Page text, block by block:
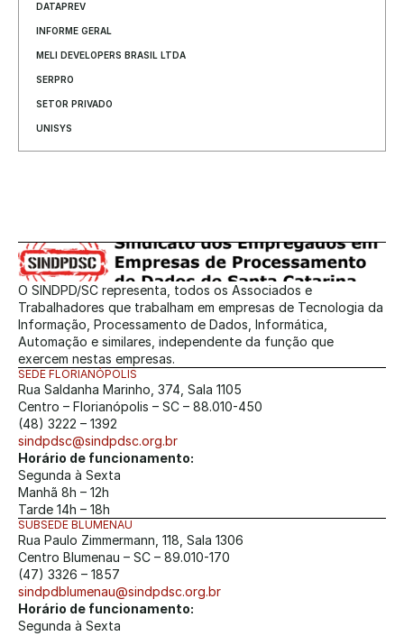
DATAPREV
INFORME GERAL
MELI DEVELOPERS BRASIL LTDA
SERPRO
SETOR PRIVADO
UNISYS
O SINDPD/SC representa, todos os Associados e
Trabalhadores que trabalham em empresas de Tecnologia da
Informação, Processamento de Dados, Informática,
Automação e similares, independente da função que
exercem nestas empresas.
SEDE FLORIANÓPOLIS
Rua Saldanha Marinho, 374, Sala 1105
Centro – Florianópolis – SC – 88.010-450
(48) 3222 – 1392
sindpdsc@sindpdsc.org.br
Horário de funcionamento:
Segunda à Sexta
Manhã 8h – 12h
Tarde 14h – 18h
SUBSEDE BLUMENAU
Rua Paulo Zimmermann, 118, Sala 1306
Centro Blumenau – SC – 89.010-170
(47) 3326 – 1857
sindpdblumenau@sindpdsc.org.br
Horário de funcionamento:
Segunda à Sexta